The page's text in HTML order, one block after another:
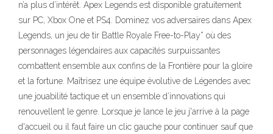
n’a plus d’intérêt. Apex Legends est disponible gratuitement
sur PC, Xbox One et PS4. Dominez vos adversaires dans Apex
Legends, un jeu de tir Battle Royale Free-to-Play* où des
personnages légendaires aux capacités surpuissantes
combattent ensemble aux confins de la Frontière pour la gloire
et la fortune. Maîtrisez une équipe évolutive de Légendes avec
une jouabilité tactique et un ensemble d’innovations qui
renouvellent le genre. Lorsque je lance le jeu j'arrive à la page
d'accueil ou il faut faire un clic gauche pour continuer sauf que